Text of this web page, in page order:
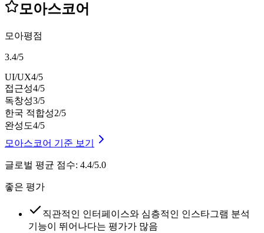
모아스코어
모아평점
3.4/5
UI/UX4/5
접근성4/5
독창성3/5
한국 적합성2/5
완성도4/5
모아스코어 기준 보기
글로벌 평균 점수: 4.4/5.0
좋은 평가
직관적인 인터페이스와 심층적인 인스타그램 분석
기능이 뛰어나다는 평가가 많음